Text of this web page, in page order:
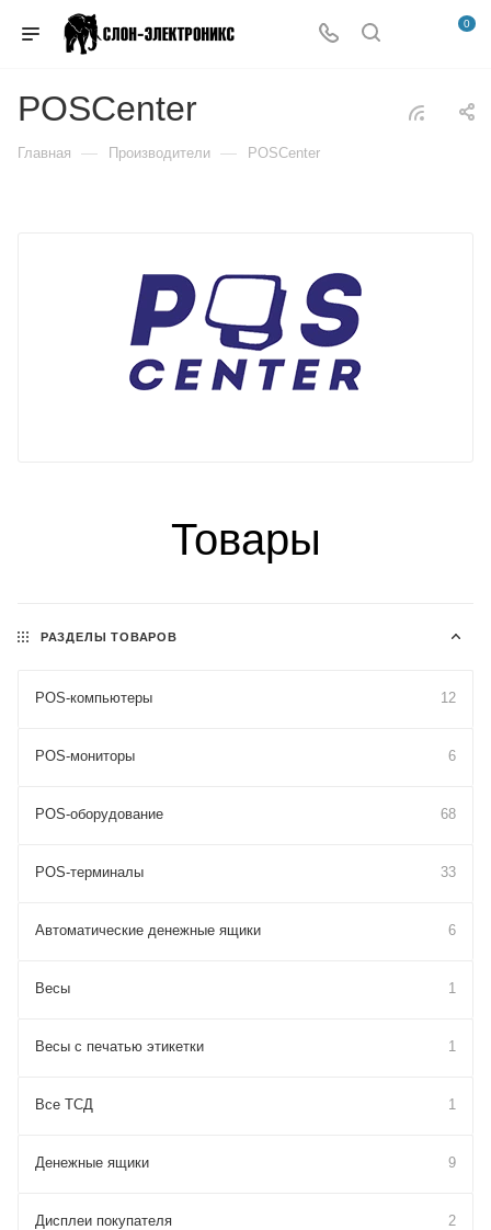
0
POSCenter
Главная — Производители — POSCenter
Товары
РАЗДЕЛЫ ТОВАРОВ
POS-компьютеры 12
POS-мониторы 6
POS-оборудование 68
POS-терминалы 33
Автоматические денежные ящики 6
Весы 1
Весы с печатью этикетки 1
Все ТСД 1
Денежные ящики 9
Дисплеи покупателя 2